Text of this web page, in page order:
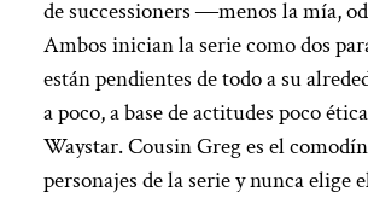
de successioners ―menos la mía,
Ambos inician la serie como dos
están pendientes de todo a su
a poco, a base de actitudes poco
Waystar. Cousin Greg es el
personajes de la serie y nunca elige